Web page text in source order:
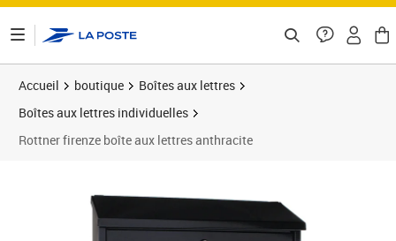
Accueil boutique
Boîtes aux lettres
Boîtes aux lettres individuelles
Rottner firenze boîte aux lettres anthracite